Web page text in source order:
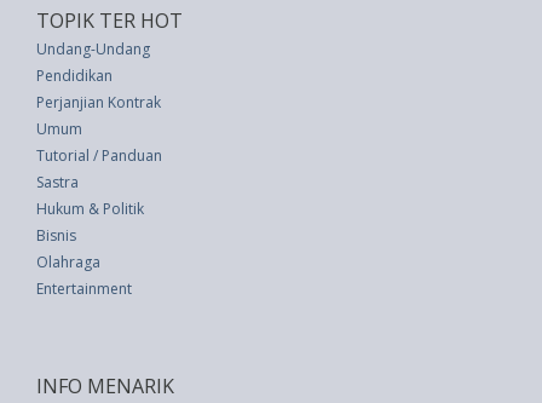
TOPIK TER HOT
Undang-Undang
Pendidikan
Perjanjian Kontrak
Umum
Tutorial / Panduan
Sastra
Hukum & Politik
Bisnis
Olahraga
Entertainment
INFO MENARIK